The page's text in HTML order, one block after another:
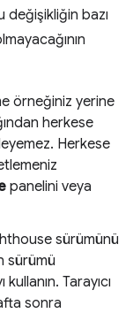
değişikliğin bazı
örneğiniz yerine
herkese
Herkese
panelini veya
sürümünü
sürümü
Tarayıcı
sonra